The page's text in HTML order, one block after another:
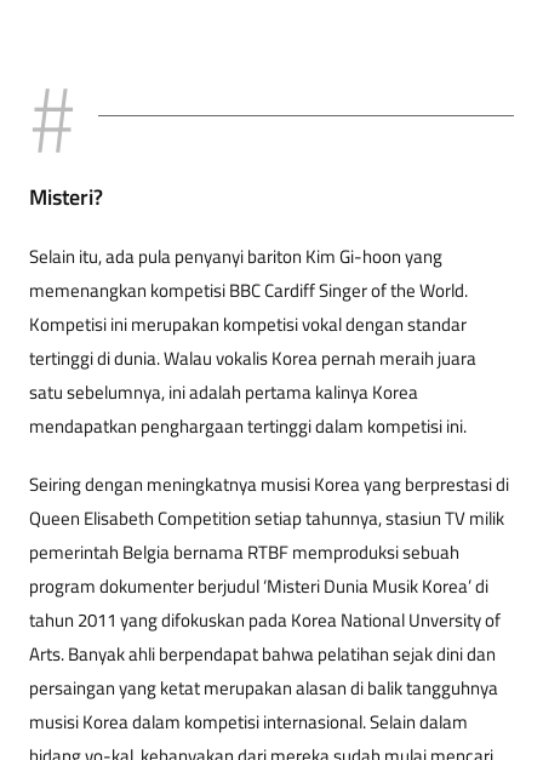
Misteri?
Selain itu, ada pula penyanyi bariton Kim Gi-hoon yang
memenangkan kompetisi BBC Cardiff Singer of the World.
Kompetisi ini merupakan kompetisi vokal dengan standar
tertinggi di dunia. Walau vokalis Korea pernah meraih juara
satu sebelumnya, ini adalah pertama kalinya Korea
mendapatkan penghargaan tertinggi dalam kompetisi ini.
Seiring dengan meningkatnya musisi Korea yang berprestasi di
Queen Elisabeth Competition setiap tahunnya, stasiun TV milik
pemerintah Belgia bernama RTBF memproduksi sebuah
program dokumenter berjudul ‘Misteri Dunia Musik Korea’ di
tahun 2011 yang difokuskan pada Korea National Unversity of
Arts. Banyak ahli berpendapat bahwa pelatihan sejak dini dan
persaingan yang ketat merupakan alasan di balik tangguhnya
musisi Korea dalam kompetisi internasional. Selain dalam